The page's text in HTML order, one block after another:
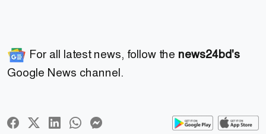
For all latest news, follow the news24bd's
Google News channel.